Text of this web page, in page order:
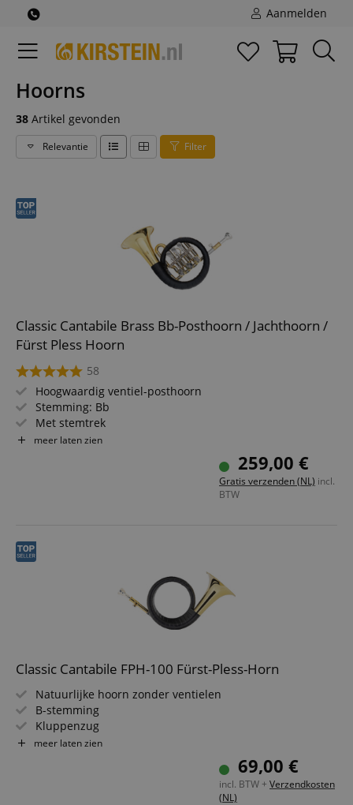
Aanmelden
Hoorns
38 Artikel gevonden
Relevantie Filter
Classic Cantabile Brass Bb-Posthoorn / Jachthoorn /
Fürst Pless Hoorn
58
Hoogwaardig ventiel-posthoorn
Stemming: Bb
Met stemtrek
Inclusief mondstuk en tas
meer laten zien
259,00 €
Gratis verzenden (NL) incl.
BTW
Classic Cantabile FPH-100 Fürst-Pless-Horn
Natuurlijke hoorn zonder ventielen
B-stemming
Kluppenzug
Klankbeker Ø: 126 mm
meer laten zien
69,00 €
incl. BTW + Verzendkosten
(NL)